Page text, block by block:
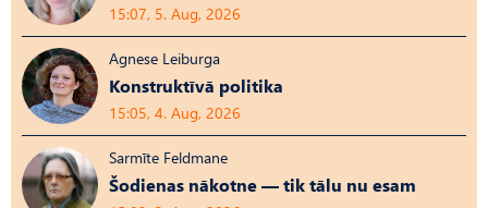
15:07, 5. Aug, 2026
Agnese Leiburga
Konstruktīvā politika
15:05, 4. Aug, 2026
Sarmīte Feldmane
Šodienas nākotne — tik tālu nu esam